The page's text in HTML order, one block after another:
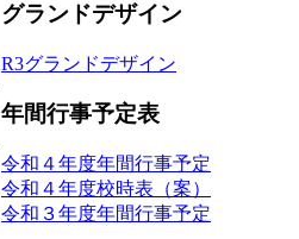
グランドデザイン
R3グランドデザイン
年間行事予定表
令和４年度年間行事予定
令和４年度校時表（案）
令和３年度年間行事予定